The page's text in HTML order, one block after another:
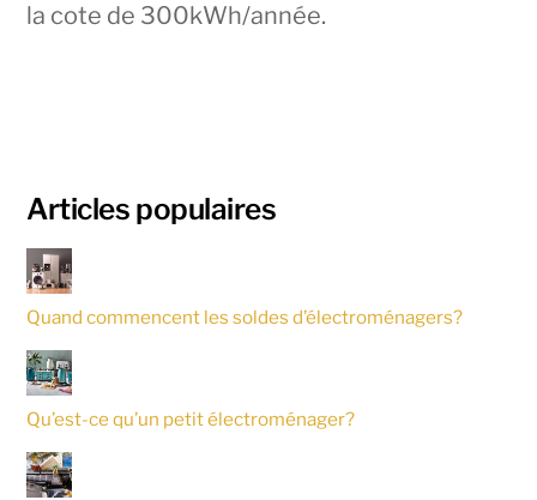
la cote de 300kWh/année.
Articles populaires
Quand commencent les soldes d’électroménagers?
Qu’est-ce qu’un petit électroménager?